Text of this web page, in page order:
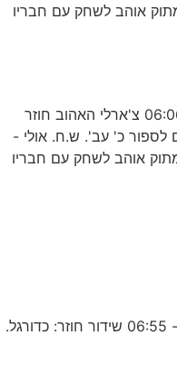
הקופיף המתוק אוהב לשחק עם חבריו
צ'ארלי והמספרים - פרק 6 06:00 - 06:06 צ'ארלי האהוב חוזר
לספור כ' עב'. ש.ח. אולי -
הקופיף המתוק אוהב לשחק עם חבריו
סיכום המחזור בליגה האנגלית 06:00 - 06:55 שידור חוזר: כדורגל.